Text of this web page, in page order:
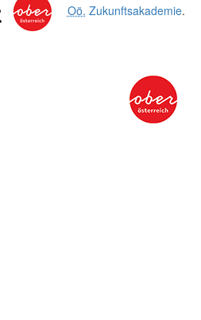
Oö. Zukunftsakademie.